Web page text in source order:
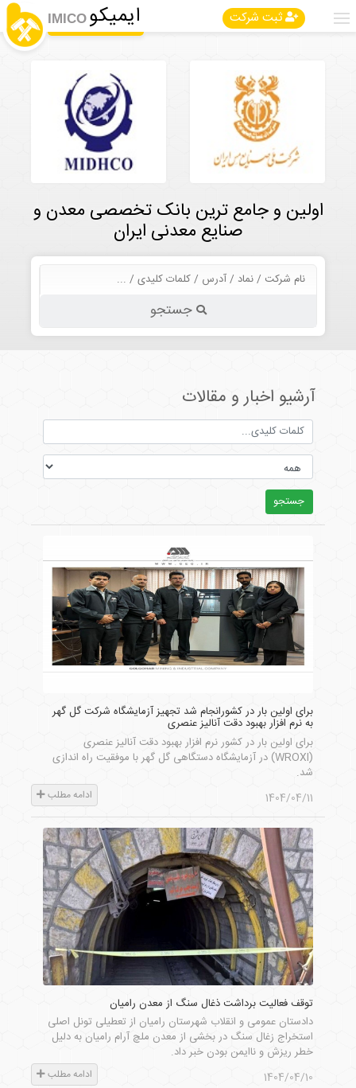
ثبت شرکت ایمیکو IMICO
اولین و جامع ترین بانک تخصصی معدن و
صنایع معدنی ایران
جستجو
آرشیو اخبار و مقالات
جستجو
برای اولین بار در کشورانجام شد تجهیز آزمایشگاه شرکت گل گهر
به نرم افزار بهبود دقت آنالیز عنصری
برای اولین بار در کشور نرم افزار بهبود دقت آنالیز عنصری
(WROXI) در آزمایشگاه دستگاهی گل گهر با موفقیت راه اندازی
شد.
1404/04/11
ادامه مطلب
توقف فعالیت برداشت ذغال سنگ از معدن رامیان
دادستان عمومی و انقلاب شهرستان رامیان از تعطیلی تونل اصلی
استخراج زغال‌ سنگ در بخشی از معدن ملچ‌ آرام رامیان به دلیل
خطر ریزش و ناایمن بودن خبر داد.
1404/04/10
ادامه مطلب